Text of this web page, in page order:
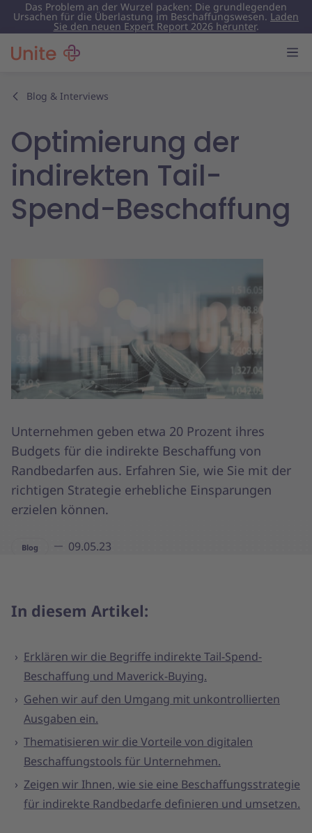
Das Problem an der Wurzel packen: Die grundlegenden
Ursachen für die Überlastung im Beschaffungswesen. Laden
Sie den neuen Expert Report 2026 herunter.
Blog & Interviews
Optimierung der
indirekten Tail-
Spend-Beschaffung
Unternehmen geben etwa 20 Prozent ihres
Budgets für die indirekte Beschaffung von
Randbedarfen aus. Erfahren Sie, wie Sie mit der
richtigen Strategie erhebliche Einsparungen
erzielen können.
Blog 09.05.23
In diesem Artikel:
Erklären wir die Begriffe indirekte Tail-Spend-
Beschaffung und Maverick-Buying.
Gehen wir auf den Umgang mit unkontrollierten
Ausgaben ein.
Thematisieren wir die Vorteile von digitalen
Beschaffungstools für Unternehmen.
Zeigen wir Ihnen, wie sie eine Beschaffungsstrategie
für indirekte Randbedarfe definieren und umsetzen.